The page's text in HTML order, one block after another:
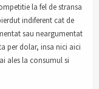
la fel de stransa
indiferent cat de
sau neargumentat
per dolar, insa nici aici
ales la consumul si